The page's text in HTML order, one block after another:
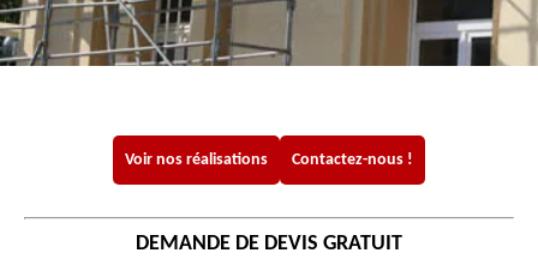
Voir nos réalisations Contactez-nous !
DEMANDE DE DEVIS GRATUIT